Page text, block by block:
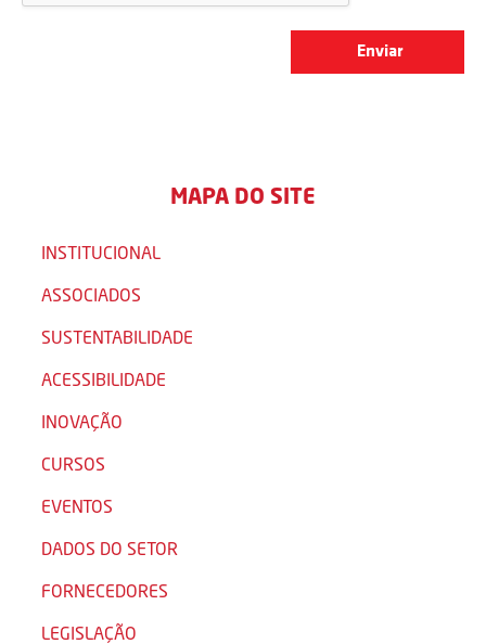
MAPA DO SITE
INSTITUCIONAL
ASSOCIADOS
SUSTENTABILIDADE
ACESSIBILIDADE
INOVAÇÃO
CURSOS
EVENTOS
DADOS DO SETOR
FORNECEDORES
LEGISLAÇÃO